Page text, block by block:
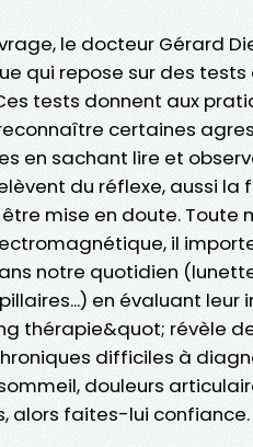
le docteur Gérard
qui repose sur des
tests donnent aux
certaines
en sachant lire et
du réflexe, aussi
mise en doute.
il
notre quotidien
en évaluant
thérapie&quot; révèle
difficiles à
douleurs
alors faites-lui confiance.